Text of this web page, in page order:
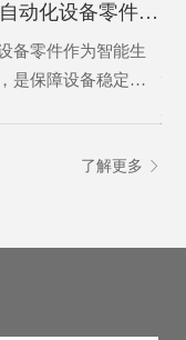
爱合发：精造配件赋能智能生产 自动化设备零件激活智造新动能
备零件作为智能生
是保障设备稳定运
工序，是制造业从
了解更多